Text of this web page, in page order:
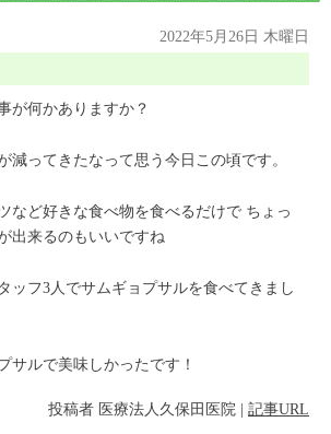
2022年5月26日 木曜日
が何かありますか？
減ってきたなって思う今日この頃です。
など好きな食べ物を食べるだけで ちょっ
出来るのもいいですね
ッフ3人でサムギョプサルを食べてきまし
サルで美味しかったです！
投稿者 医療法人久保田医院 | 記事URL